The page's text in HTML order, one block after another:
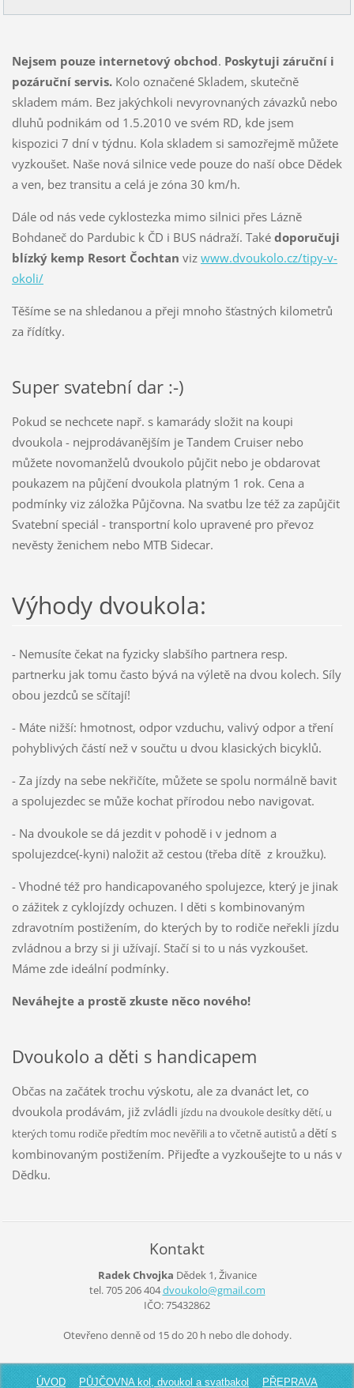
Nejsem pouze internetový obchod. Poskytuji záruční i
pozáruční servis. Kolo označené Skladem, skutečně
skladem mám. Bez jakýchkoli nevyrovnaných závazků nebo
dluhů podnikám od 1.5.2010 ve svém RD, kde jsem
kispozici 7 dní v týdnu. Kola skladem si samozřejmě můžete
vyzkoušet. Naše nová silnice vede pouze do naší obce Dědek
a ven, bez transitu a celá je zóna 30 km/h.
Dále od nás vede cyklostezka mimo silnici přes Lázně
Bohdaneč do Pardubic k ČD i BUS nádraží. Také doporučuji
blízký kemp Resort Čochtan viz www.dvoukolo.cz/tipy-v-
okoli/
Těšíme se na shledanou a přeji mnoho šťastných kilometrů
za řídítky.
Super svatební dar :-)
Pokud se nechcete např. s kamarády složit na koupi
dvoukola - nejprodávanějším je Tandem Cruiser nebo
můžete novomanželů dvoukolo půjčit nebo je obdarovat
poukazem na půjčení dvoukola platným 1 rok. Cena a
podmínky viz záložka Půjčovna. Na svatbu lze též za zapůjčit
Svatební speciál - transportní kolo upravené pro převoz
nevěsty ženichem nebo MTB Sidecar.
Výhody dvoukola:
- Nemusíte čekat na fyzicky slabšího partnera resp.
partnerku jak tomu často bývá na výletě na dvou kolech. Síly
obou jezdců se sčítají!
- Máte nižší: hmotnost, odpor vzduchu, valivý odpor a tření
pohyblivých částí než v součtu u dvou klasických bicyklů.
- Za jízdy na sebe nekřičíte, můžete se spolu normálně bavit
a spolujezdec se může kochat přírodou nebo navigovat.
- Na dvoukole se dá jezdit v pohodě i v jednom a
spolujezdce(-kyni) naložit až cestou (třeba dítě z kroužku).
- Vhodné též pro handicapovaného spolujezce, který je jinak
o zážitek z cyklojízdy ochuzen. I děti s kombinovaným
zdravotním postižením, do kterých by to rodiče neřekli jízdu
zvládnou a brzy si ji užívají. Stačí si to u nás vyzkoušet.
Máme zde ideální podmínky.
Neváhejte a prostě zkuste něco nového!
Dvoukolo a děti s handicapem
Občas na začátek trochu výskotu, ale za dvanáct let, co
dvoukola prodávám, již zvládli jízdu na dvoukole desítky dětí, u
kterých tomu rodiče předtím moc nevěřili a to včetně autistů a dětí s
kombinovaným postižením. Přijeďte a vyzkoušejte to u nás v
Dědku.
Kontakt
Radek Chvojka Dědek 1, Živanice
tel. 705 206 404dvoukolo@gmail.com
IČO: 75432862
Otevřeno denně od 15 do 20 h nebo dle dohody.
ÚVOD PŮJČOVNA kol, dvoukol a svatbakol PŘEPRAVA